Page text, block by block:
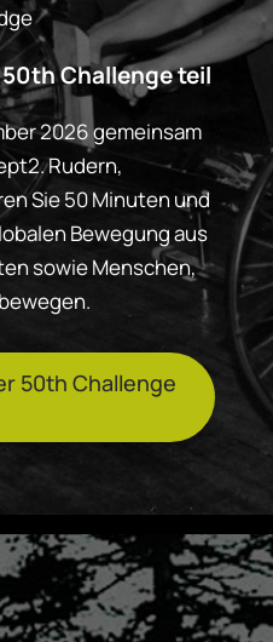
Challenge teil
2026 gemeinsam
Rudern,
Sie 50 Minuten und
Bewegung aus
sowie Menschen,
50th Challenge